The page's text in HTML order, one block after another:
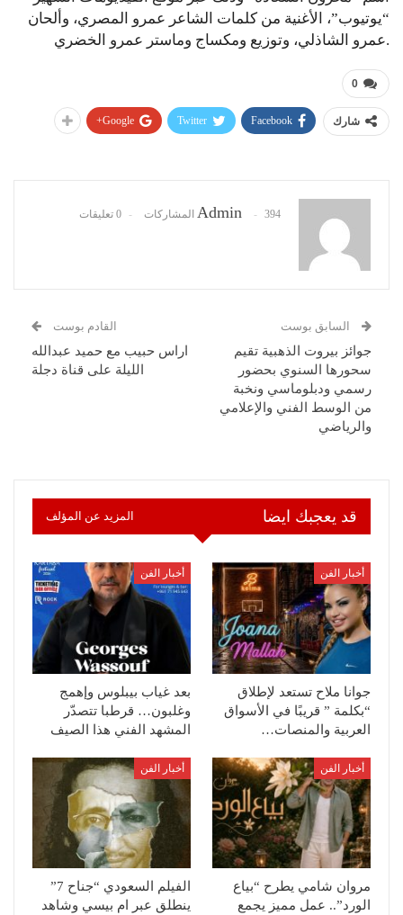
“يوتيوب”، الأغنية من كلمات الشاعر عمرو المصري، وألحان
عمرو الشاذلي، وتوزيع ومكساج وماستر عمرو الخضري.
0
شارك Facebook
Twitter
Google+
Admin 394 المشاركات 0 تعليقات
السابق بوست
جوائز بيروت الذهبية تقيم
سحورها السنوي بحضور
رسمي ودبلوماسي ونخبة
من الوسط الفني والإعلامي
والرياضي
القادم بوست
اراس حبيب مع حميد عبدالله
الليلة على قناة دجلة
قد يعجبك ايضا المزيد عن المؤلف
أخبار الفن
جوانا ملاح تستعد لإطلاق
“بكلمة ” قريبًا في الأسواق
العربية والمنصات…
أخبار الفن
بعد غياب بيبلوس وإهمج
وغلبون… قرطبا تتصدّر
المشهد الفني هذا الصيف
أخبار الفن
مروان شامي يطرح “بياع
الورد”.. عمل مميز يجمع
أخبار الفن
الفيلم السعودي “جناح 7”
ينطلق عبر ام بيسي وشاهد